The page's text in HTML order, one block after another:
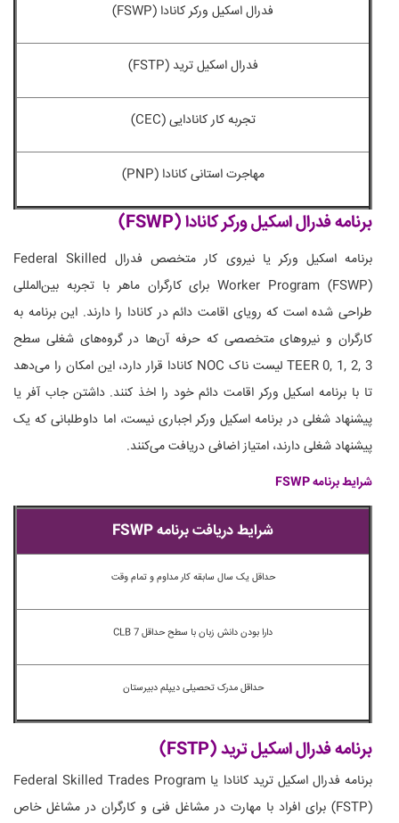
فدرال اسکیل ورکر کانادا (FSWP)
فدرال اسکیل ترید (FSTP)
تجربه کار کانادایی (CEC)
مهاجرت استانی کانادا (PNP)
برنامه فدرال اسکیل ورکر کانادا (FSWP)
برنامه اسکیل ورکر یا نیروی کار متخصص فدرال Federal Skilled
Worker Program (FSWP) برای کارگران ماهر با تجربه بین‌المللی
طراحی شده است که رویای اقامت دائم در کانادا را دارند. این برنامه به
کارگران و نیروهای متخصصی که حرفه آن‌ها در گروه‎‌های شغلی سطح
TEER 0, 1, 2, 3 لیست ناک NOC کانادا قرار دارد، این امکان را می‌دهد
تا با برنامه اسکیل ورکر اقامت دائم خود را اخذ کنند. داشتن جاب آفر یا
پیشنهاد شغلی در برنامه اسکیل ورکر اجباری نیست، اما داوطلبانی که یک
پیشنهاد شغلی دارند، امتیاز اضافی دریافت می‌کنند.
شرایط برنامه FSWP
شرایط دریافت برنامه FSWP
حداقل یک سال سابقه کار مداوم و تمام وقت
دارا بودن دانش زبان با سطح حداقل CLB 7
حداقل مدرک تحصیلی دیپلم دبیرستان
برنامه فدرال اسکیل ترید (FSTP)
برنامه فدرال اسکیل ترید کانادا یا Federal Skilled Trades Program
(FSTP) برای افراد با مهارت در مشاغل فنی و کارگران در مشاغل خاص